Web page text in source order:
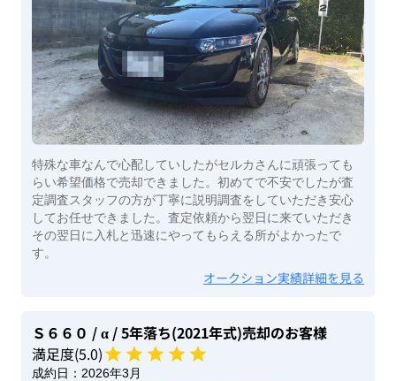
特殊な車なんで心配していしたがセルカさんに頑張っても
らい希望価格で売却できました。初めてで不安でしたが査
定調査スタッフの方が丁寧に説明調査をしていただき安心
してお任せできました。査定依頼から翌日に来ていただき
その翌日に入札と迅速にやってもらえる所がよかったで
す。
オークション実績詳細を見る
Ｓ６６０ / α / 5年落ち(2021年式)売却のお客様
満足度(5.0)
成約日： 2026年3月